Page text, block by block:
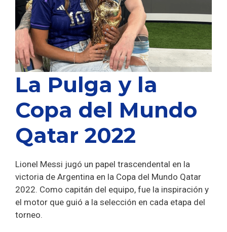
La Pulga y la
Copa del Mundo
Qatar 2022
Lionel Messi jugó un papel trascendental en la
victoria de Argentina en la Copa del Mundo Qatar
2022. Como capitán del equipo, fue la inspiración y
el motor que guió a la selección en cada etapa del
torneo.